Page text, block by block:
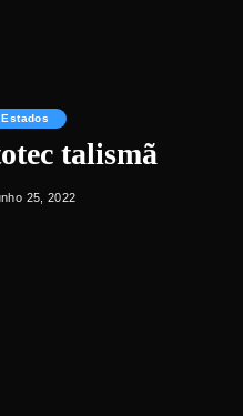
Estados
talismã
25, 2022